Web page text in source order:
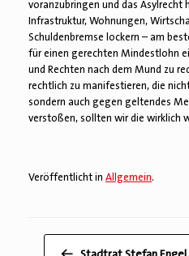
voranzubringen und das Asylrecht
Infrastruktur, Wohnungen,
Schuldenbremse lockern – am
für einen gerechten Mindestlohn
und Rechten nach dem Mund zu
rechtlich zu manifestieren, die
sondern auch gegen geltendes
verstoßen, sollten wir die wirklich
Veröffentlicht in Allgemein.